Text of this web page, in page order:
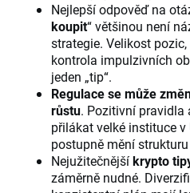
Nejlepší odpověď na
koupit“ většinou není
strategie. Velikost
kontrola impulzivních
jeden „tip“.
Regulace se může
růstu. Pozitivní pravidla
přilákat velké instituce v
postupně mění
Nejužitečnějšíkrypto
záměrně nudné.